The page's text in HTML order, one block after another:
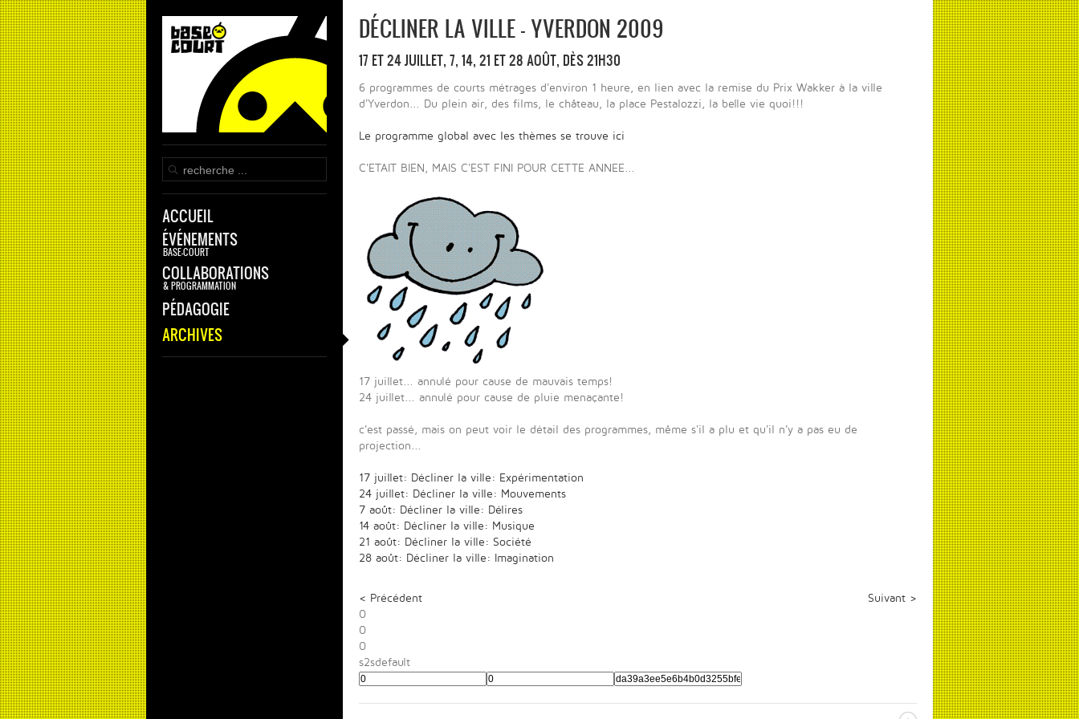
ACCUEIL
ÉVÉNEMENTS
BASE-COURT
COLLABORATIONS
& PROGRAMMATION
PÉDAGOGIE
ARCHIVES
DÉCLINER LA VILLE - YVERDON 2009
17 ET 24 JUILLET, 7, 14, 21 ET 28 AOÛT, DÈS 21H30
6 programmes de courts métrages d'environ 1 heure, en lien avec la remise du Prix Wakker à la ville
d'Yverdon... Du plein air, des films, le château, la place Pestalozzi, la belle vie quoi!!!
Le programme global avec les thèmes se trouve ici
C'ETAIT BIEN, MAIS C'EST FINI POUR CETTE ANNEE...
17 juillet... annulé pour cause de mauvais temps!
24 juillet... annulé pour cause de pluie menaçante!
c'est passé, mais on peut voir le détail des programmes, même s'il a plu et qu'il n'y a pas eu de
projection...
17 juillet: Décliner la ville: Expérimentation
24 juillet: Décliner la ville: Mouvements
7 août: Décliner la ville: Délires
14 août: Décliner la ville: Musique
21 août: Décliner la ville: Société
28 août: Décliner la ville: Imagination
< Précédent
Suivant >
0
0
0
s2sdefault